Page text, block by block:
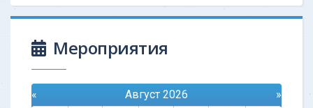
Мероприятия
« Август 2026 »